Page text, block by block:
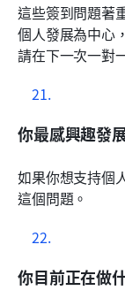
這些簽到問題著
個人發展為中心
請在下一次一對
你最感興趣發
如果你想支持個
這個問題。
你目前正在做